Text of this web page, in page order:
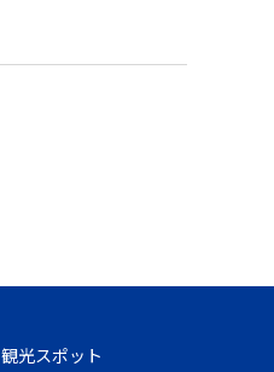
観光スポット